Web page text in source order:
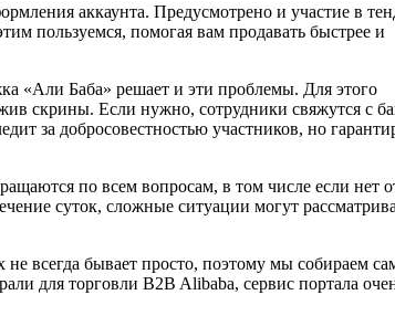
аккаунта. Предусмотрено и участие в
пользуемся, помогая вам продавать быстрее и
«Али Баба» решает и эти проблемы. Для этого
скрины. Если нужно, сотрудники свяжутся с
за добросовестностью участников, но
по всем вопросам, в том числе если нет
суток, сложные ситуации могут
всегда бывает просто, поэтому мы собираем
для торговли B2B Alibaba, сервис портала